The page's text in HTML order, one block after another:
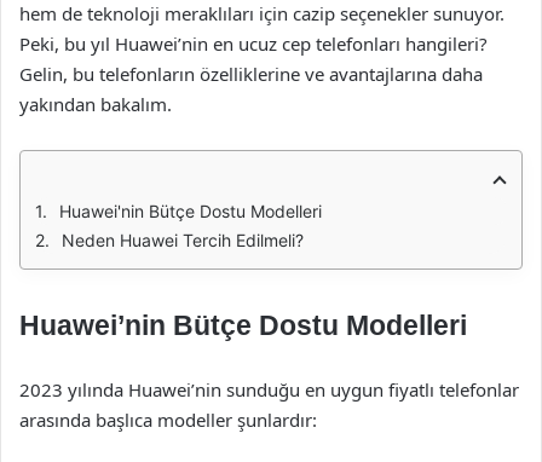
hem de teknoloji meraklıları için cazip seçenekler sunuyor.
Peki, bu yıl Huawei’nin en ucuz cep telefonları hangileri?
Gelin, bu telefonların özelliklerine ve avantajlarına daha
yakından bakalım.
Huawei'nin Bütçe Dostu Modelleri
Neden Huawei Tercih Edilmeli?
Huawei’nin Bütçe Dostu Modelleri
2023 yılında Huawei’nin sunduğu en uygun fiyatlı telefonlar
arasında başlıca modeller şunlardır: